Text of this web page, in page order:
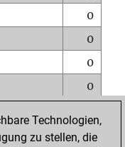
0
0
0
0
0
Technologien,
zu stellen, die